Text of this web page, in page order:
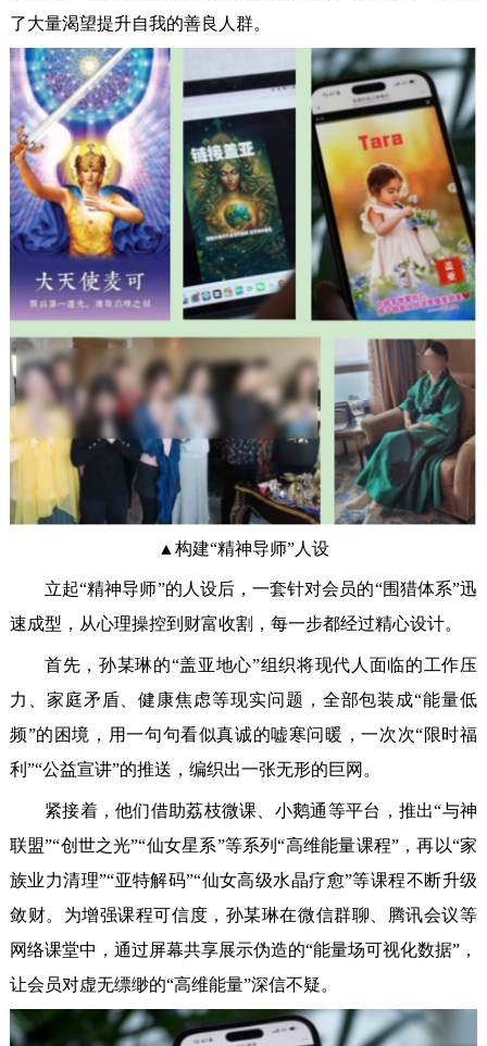
了大量渴望提升自我的善良人群。
▲构建“精神导师”人设
立起“精神导师”的人设后，一套针对会员的“围猎体系”迅
速成型，从心理操控到财富收割，每一步都经过精心设计。
首先，孙某琳的“盖亚地心”组织将现代人面临的工作压
力、家庭矛盾、健康焦虑等现实问题，全部包装成“能量低
频”的困境，用一句句看似真诚的嘘寒问暖，一次次“限时福
利”“公益宣讲”的推送，编织出一张无形的巨网。
紧接着，他们借助荔枝微课、小鹅通等平台，推出“与神
联盟”“创世之光”“仙女星系”等系列“高维能量课程”，再以“家
族业力清理”“亚特解码”“仙女高级水晶疗愈”等课程不断升级
敛财。为增强课程可信度，孙某琳在微信群聊、腾讯会议等
网络课堂中，通过屏幕共享展示伪造的“能量场可视化数据”，
让会员对虚无缥缈的“高维能量”深信不疑。